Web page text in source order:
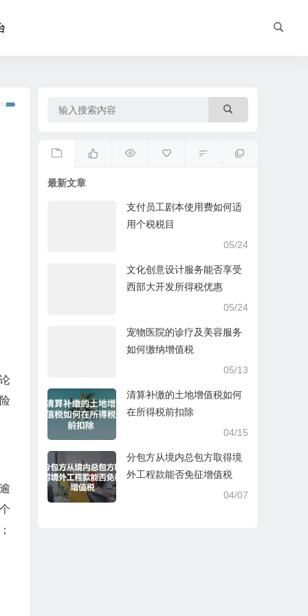
最新文章
支付员工剧本使用费如何适
用个税税目
05/24
文化创意设计服务能否享受
西部大开发所得税优惠
05/24
宠物医院的诊疗及美容服务
如何缴纳增值税
05/13
清算补缴的土地增值税如何
在所得税前扣除
04/15
分包方从境内总包方取得境
外工程款能否免征增值税
04/07